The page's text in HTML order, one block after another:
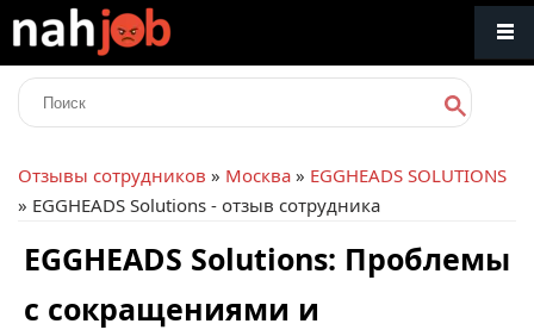
Отзывы сотрудников » Москва » EGGHEADS SOLUTIONS
» EGGHEADS Solutions - отзыв сотрудника
EGGHEADS Solutions: Проблемы
с сокращениями и